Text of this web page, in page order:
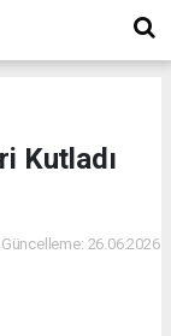
Kutladı
26.06.2026